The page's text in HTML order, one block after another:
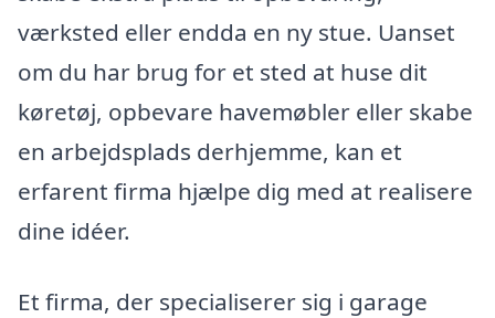
værksted eller endda en ny stue. Uanset
om du har brug for et sted at huse dit
køretøj, opbevare havemøbler eller skabe
en arbejdsplads derhjemme, kan et
erfarent firma hjælpe dig med at realisere
dine idéer.
Et firma, der specialiserer sig i garage